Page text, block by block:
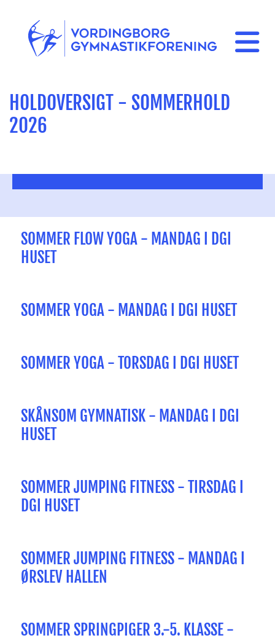
HOLDOVERSIGT - SOMMERHOLD
2026
SOMMER FLOW YOGA - MANDAG I DGI
HUSET
SOMMER YOGA - MANDAG I DGI HUSET
SOMMER YOGA - TORSDAG I DGI HUSET
SKÅNSOM GYMNATISK - MANDAG I DGI
HUSET
SOMMER JUMPING FITNESS - TIRSDAG I
DGI HUSET
SOMMER JUMPING FITNESS - MANDAG I
ØRSLEV HALLEN
SOMMER SPRINGPIGER 3.-5. KLASSE -